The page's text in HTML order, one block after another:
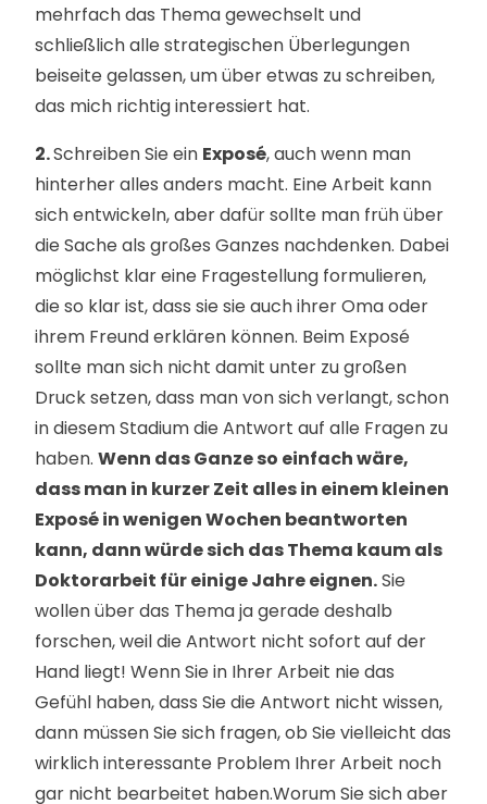
mehrfach das Thema gewechselt und
schließlich alle strategischen Überlegungen
beiseite gelassen, um über etwas zu schreiben,
das mich richtig interessiert hat.
2.Schreiben Sie ein Exposé, auch wenn man
hinterher alles anders macht. Eine Arbeit kann
sich entwickeln, aber dafür sollte man früh über
die Sache als großes Ganzes nachdenken. Dabei
möglichst klar eine Fragestellung formulieren,
die so klar ist, dass sie sie auch ihrer Oma oder
ihrem Freund erklären können. Beim Exposé
sollte man sich nicht damit unter zu großen
Druck setzen, dass man von sich verlangt, schon
in diesem Stadium die Antwort auf alle Fragen zu
haben. Wenn das Ganze so einfach wäre,
dass man in kurzer Zeit alles in einem kleinen
Exposé in wenigen Wochen beantworten
kann, dann würde sich das Thema kaum als
Doktorarbeit für einige Jahre eignen.Sie
wollen über das Thema ja gerade deshalb
forschen, weil die Antwort nicht sofort auf der
Hand liegt! Wenn Sie in Ihrer Arbeit nie das
Gefühl haben, dass Sie die Antwort nicht wissen,
dann müssen Sie sich fragen, ob Sie vielleicht das
wirklich interessante Problem Ihrer Arbeit noch
gar nicht bearbeitet haben.Worum Sie sich aber